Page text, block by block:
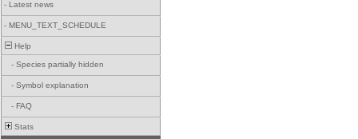
- Latest news
- MENU_TEXT_SCHEDULE
Help
- Species partially hidden
- Symbol explanation
- FAQ
Stats